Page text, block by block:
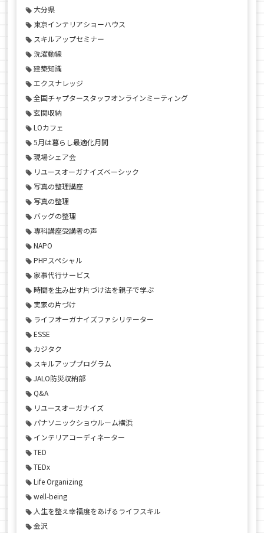
大分県
東京インテリアショーハウス
スキルアップセミナー
洗濯動線
建築知識
エクスナレッジ
全国チャプタースタッフオンラインミーティング
玄関収納
LOカフェ
5月は暮らし最適化月間
現場シェア会
リユースオーガナイズベーシック
写真の整理講座
写真の整理
バッグの整理
専科講座受講者の声
NAPO
PHPスペシャル
家事代行サービス
時間を生み出す片づけ法を親子で学ぶ
実家の片づけ
ライフオーガナイズファシリテーター
ESSE
カジタク
スキルアッププログラム
JALO防災収納部
Q&A
リユースオーガナイズ
パナソニックショウルーム横浜
インテリアコーディネーター
TED
TEDx
Life Organizing
well-being
人生を整え幸福度をあげるライフスキル
金沢